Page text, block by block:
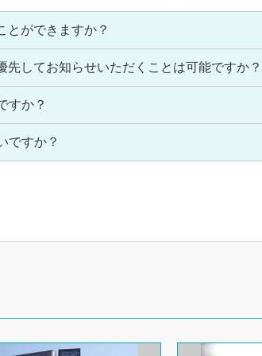
とができますか？
先してお知らせいただくことは可能ですか？
すか？
ですか？